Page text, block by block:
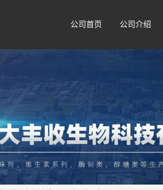
公司首页 公司介绍